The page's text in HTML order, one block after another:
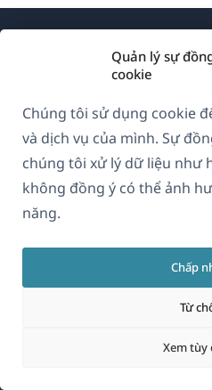
Quản lý sự
cookie
Chúng tôi sử dụng cookie
và dịch vụ của mình. Sự
chúng tôi xử lý dữ liệu như
không đồng ý có thể ảnh
năng.
Chấp
Từ
Xem tùy
GDPR & Chính
Tham gia đội
trong
cửa
sổ
mới)